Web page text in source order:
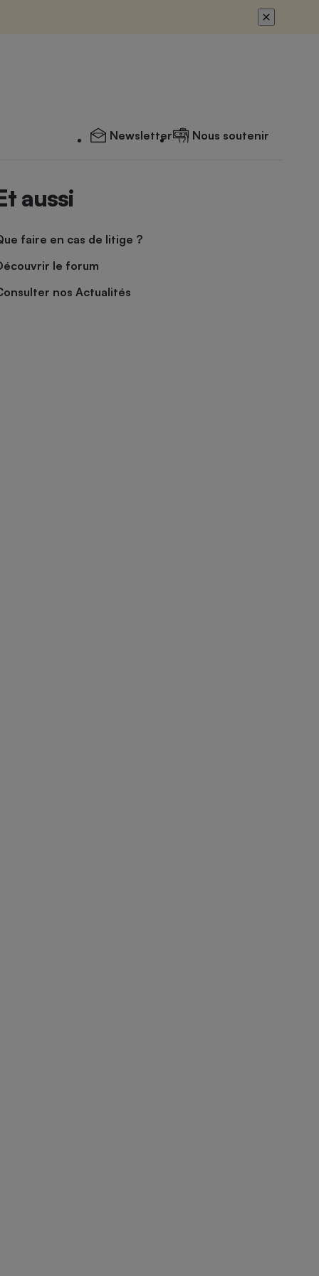
Newsletter Nous soutenir
aussi
faire en cas de litige ?
le forum
nos Actualités